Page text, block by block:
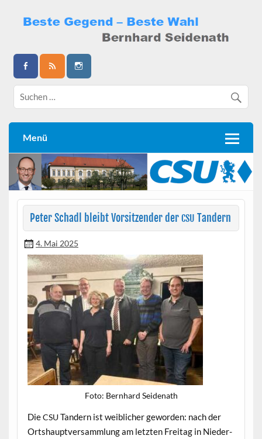
content
Bernhard Seidenath
Menü
Peter Schadl bleibt Vorsitzender derCSU Tandern
4. Mai 2025
Foto: Bern­hard Seidenath
DieCSUTandern ist weib­lich­er gewor­den: nach der
Ortshauptver­samm­lung am let­zten Fre­itag in Nieder­